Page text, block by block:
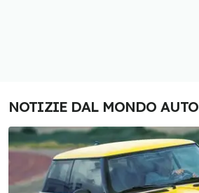
NOTIZIE DAL MONDO AUTO